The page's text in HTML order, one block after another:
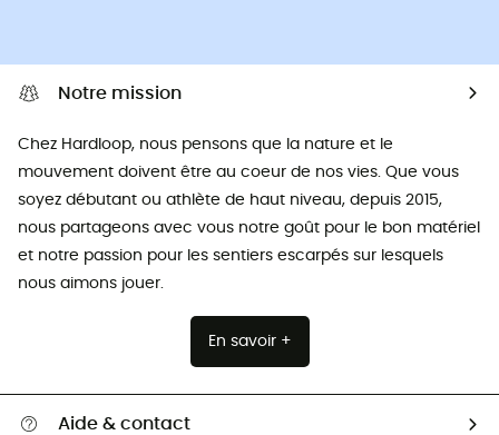
Notre mission
Chez Hardloop, nous pensons que la nature et le
mouvement doivent être au coeur de nos vies. Que vous
soyez débutant ou athlète de haut niveau, depuis 2015,
nous partageons avec vous notre goût pour le bon matériel
et notre passion pour les sentiers escarpés sur lesquels
nous aimons jouer.
En savoir +
Aide & contact